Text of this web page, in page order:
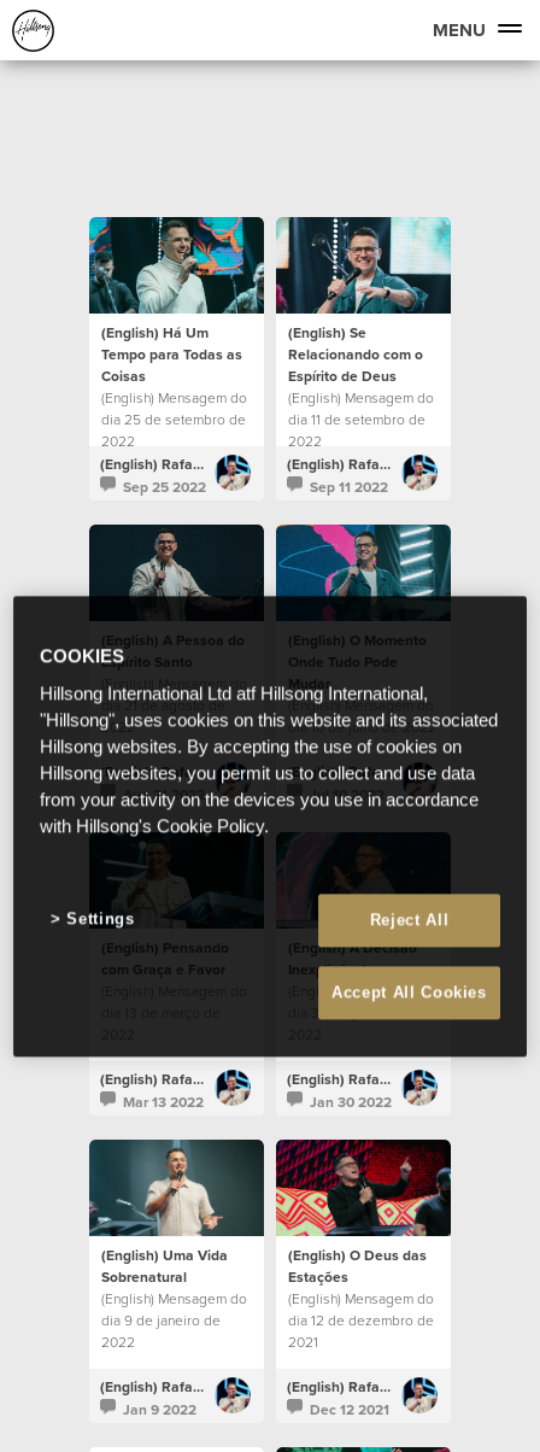
MENU
(English) Há Um
Tempo para Todas as
Coisas
(English) Mensagem do
dia 25 de setembro de
2022
(English) Rafael Bitencourt
Sep 25 2022
(English) Se
Relacionando com o
Espírito de Deus
(English) Mensagem do
dia 11 de setembro de
2022
(English) Rafael Bitencourt
Sep 11 2022
(English) A Pessoa do
Espírito Santo
(English) Mensagem do
dia 21 de agosto de
2022
(English) Rafael Bitencourt
Aug 21 2022
(English) O Momento
Onde Tudo Pode
Mudar
(English) Mensagem do
dia 10 de julho de 2022
(English) Rafael Bitencourt
Jul 10 2022
(English) Pensando
com Graça e Favor
(English) Mensagem do
2022
(English) Rafael Bitencourt
Mar 13 2022
(English) A Decisão
Inexplicável
(English) Mensagem do
2022
(English) Rafael Bitencourt
Jan 30 2022
(English) Uma Vida
Sobrenatural
(English) Mensagem do
dia 9 de janeiro de
2022
(English) Rafael Bitencourt
Jan 9 2022
(English) O Deus das
Estações
(English) Mensagem do
dia 12 de dezembro de
2021
(English) Rafael Bitencourt
Dec 12 2021
COOKIES
Hillsong International Ltd atf Hillsong International,
"Hillsong", uses cookies on this website and its associated
Hillsong websites. By accepting the use of cookies on
Hillsong websites, you permit us to collect and use data
from your activity on the devices you use in accordance
with Hillsong's Cookie Policy.
Reject All
Accept All Cookies
Settings